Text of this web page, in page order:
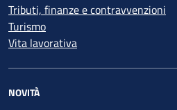
Tributi, finanze e contravvenzioni
Turismo
Vita lavorativa
NOVITÀ